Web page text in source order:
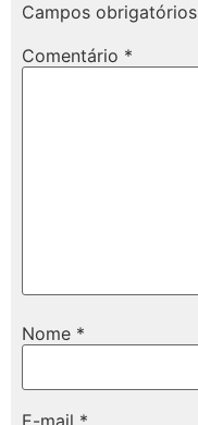
Campos
Comentário *
Nome *
E-mail *